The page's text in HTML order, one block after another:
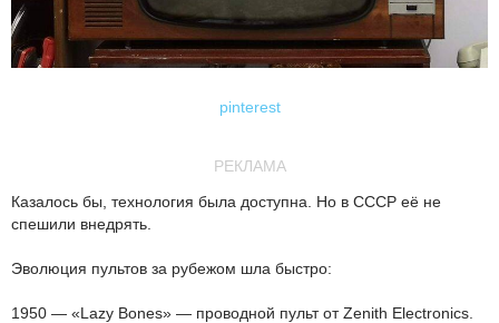
pinterest
РЕКЛАМА
Казалось бы, технология была доступна. Но в СССР её не
спешили внедрять.
Эволюция пультов за рубежом шла быстро:
1950 — «Lazy Bones» — проводной пульт от Zenith Electronics.